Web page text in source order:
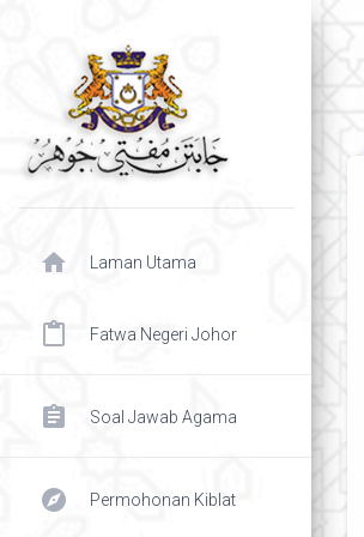
home Laman Utama
content_paste Fatwa Negeri Johor
assignment Soal Jawab Agama
explore Permohonan Kiblat